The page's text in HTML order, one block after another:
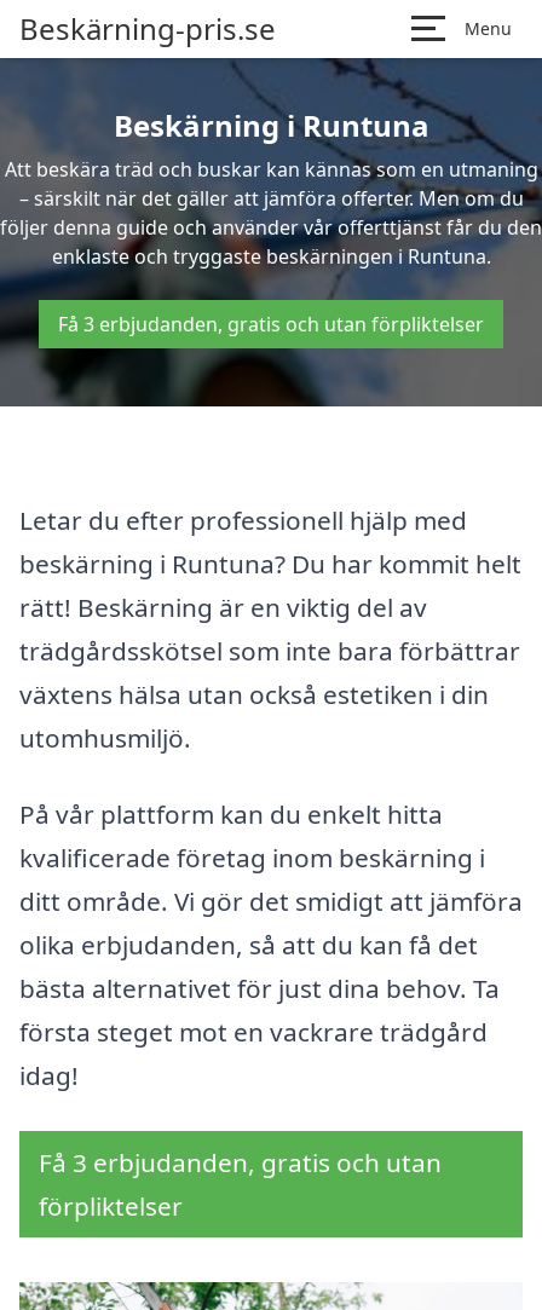
Beskärning-pris.se Menu
Beskärning i Runtuna
Att beskära träd och buskar kan kännas som en utmaning
– särskilt när det gäller att jämföra offerter. Men om du
följer denna guide och använder vår offerttjänst får du den
enklaste och tryggaste beskärningen i Runtuna.
Få 3 erbjudanden, gratis och utan förpliktelser
Letar du efter professionell hjälp med
beskärning i Runtuna? Du har kommit helt
rätt! Beskärning är en viktig del av
trädgårdsskötsel som inte bara förbättrar
växtens hälsa utan också estetiken i din
utomhusmiljö.
På vår plattform kan du enkelt hitta
kvalificerade företag inom beskärning i
ditt område. Vi gör det smidigt att jämföra
olika erbjudanden, så att du kan få det
bästa alternativet för just dina behov. Ta
första steget mot en vackrare trädgård
idag!
Få 3 erbjudanden, gratis och utan
förpliktelser